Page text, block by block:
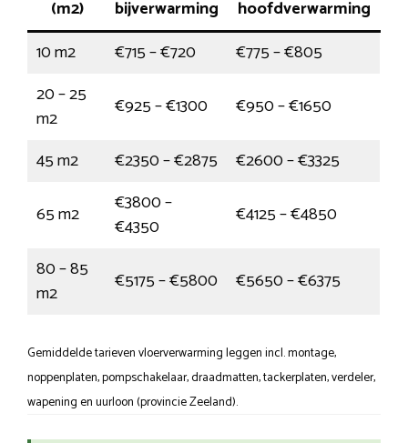
(m2)
bijverwarming
hoofdverwarming
10 m2
€715 – €720
€775 – €805
20 – 25
m2
€925 – €1300
€950 – €1650
45 m2
€2350 – €2875
€2600 – €3325
65 m2
€3800 –
€4350
€4125 – €4850
80 – 85
m2
€5175 – €5800 €5650 – €6375
Gemiddelde tarieven vloerverwarming leggen incl. montage,
noppenplaten, pompschakelaar, draadmatten, tackerplaten, verdeler,
wapening en uurloon (provincie Zeeland).